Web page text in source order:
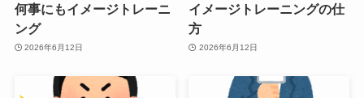
何事にもイメージトレーニ
ング
2026年6月12日
イメージトレーニングの仕
方
2026年6月12日